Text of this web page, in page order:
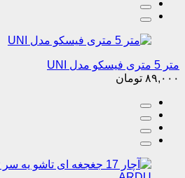
متر 5 متری فیسکو مدل UNI
۸۹,۰۰۰ تومان